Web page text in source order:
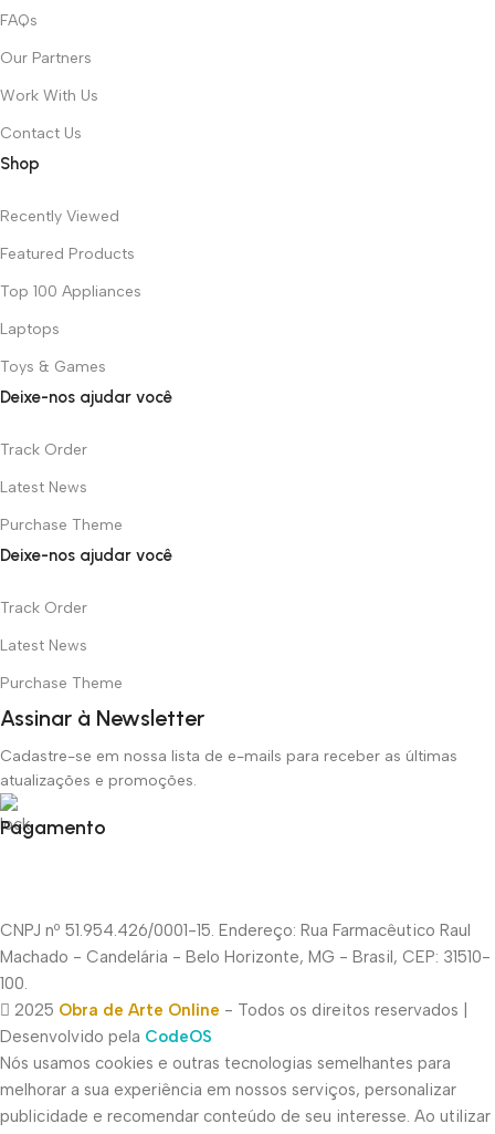
FAQs
Our Partners
Work With Us
Contact Us
Shop
Recently Viewed
Featured Products
Top 100 Appliances
Laptops
Toys & Games
Deixe-nos ajudar você
Track Order
Latest News
Purchase Theme
Deixe-nos ajudar você
Track Order
Latest News
Purchase Theme
Assinar à Newsletter
Cadastre-se em nossa lista de e-mails para receber as últimas
atualizações e promoções.
Pagamento
CNPJ nº 51.954.426/0001-15. Endereço: Rua Farmacêutico Raul
Machado - Candelária - Belo Horizonte, MG - Brasil, CEP: 31510-
100.
2025 Obra de Arte Online - Todos os direitos reservados |
Desenvolvido pela CodeOS
Nós usamos cookies e outras tecnologias semelhantes para
melhorar a sua experiência em nossos serviços, personalizar
publicidade e recomendar conteúdo de seu interesse. Ao utilizar